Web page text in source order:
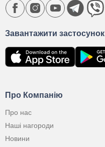
Про Компанію
Про нас
Наші нагороди
Новини
Завантажити застосунок